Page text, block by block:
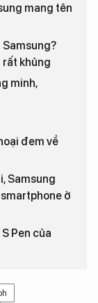
mang tên
Samsung?
rất khủng
minh,
đem về
Samsung
ở
Pen của